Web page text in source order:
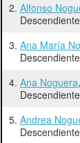
2. Alfonso
3. Ana María
4. Ana Noguera
5. Andrea